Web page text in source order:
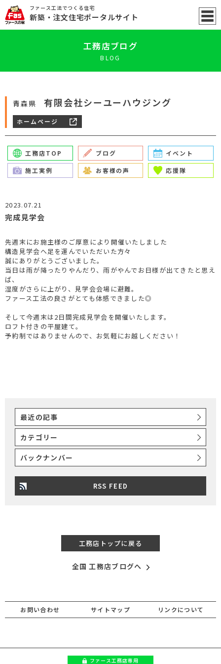
ファース工法でつくる住宅
新築 ・注文住宅ポータルサイト
工務店ブログ
BLOG
青森県 有限会社シーユーハウジング
ホームページ
工務店TOP ブログ イベント
施工実例 お客様の声 応援隊
2023.07.21
完成見学会
先週末にお施主様のご厚意により開催いたしました
構造見学会へ足を運んでいただいた方々
誠にありがとうございました。
当日は雨が降ったりやんだり、雨がやんでお日様が出てきたと思え
ば、
湿度がさらに上がり、見学会会場に避難。
ファース工法の良さがとても体感できました◎
そして今週末は2日間完成見学会を開催いたします。
ロフト付きの平屋建て。
予約制ではありませんので、お気軽にお越しください！
最近の記事
カテゴリー
バックナンバー
RSS FEED
工務店トップに戻る
全国 工務店ブログへ
お問い合わせ サイトマップ リンクについて
ファース工務店専用